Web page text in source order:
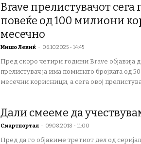
Brave прелистувачот сега
повеќе од 100 милиони
месечно
Мишо Лекиќ - 06.10.2025 - 14:45
Пред скоро четири години Brave објавија
прелистувач ја има поминато бројката од
месечни корисници, а сега овој
Дали смееме да
Смартпортал - 09.08.2018 - 11:00
Пред да го објавиме третиот дел од